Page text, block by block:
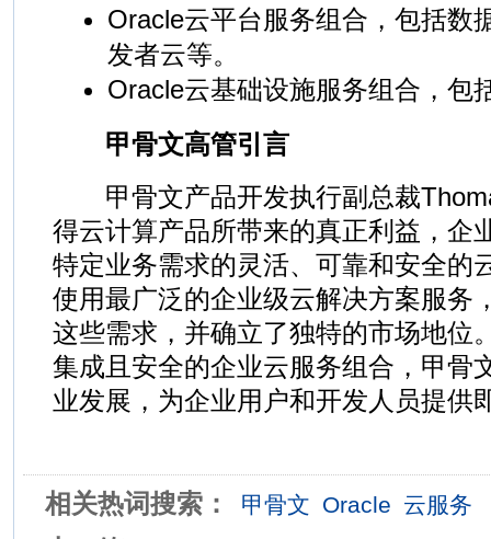
Oracle云平台服务组合，包括数
发者云等。
Oracle云基础设施服务组合，包
甲骨文高管引言
甲骨文产品开发执行副总裁
得云计算产品所带来的真正利益，企
特定业务需求的灵活、可靠和安全的
使用最广泛的企业级云解决方案服务
这些需求，并确立了独特的市场地位
集成且安全的企业云服务组合，甲骨
业发展，为企业用户和开发人员提供
相关热词搜索： 甲骨文 Oracle 云服务